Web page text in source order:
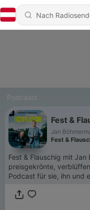
Podcasts
Fest &
Jan
Fest &
Fest & Flauschig mit Jan
preisgekrönte,
Podcast für sie, ihn und